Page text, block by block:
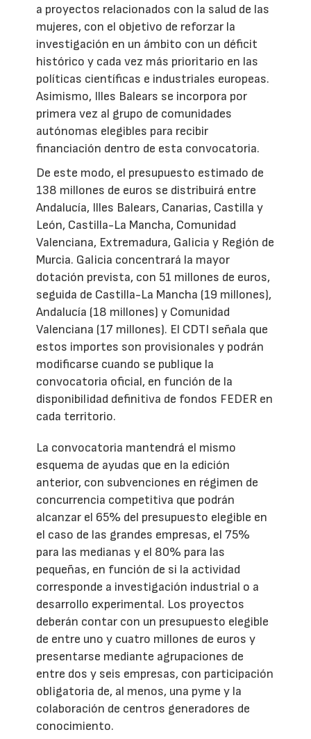
a proyectos relacionados con la salud de las
mujeres, con el objetivo de reforzar la
investigación en un ámbito con un déficit
histórico y cada vez más prioritario en las
políticas científicas e industriales europeas.
Asimismo, Illes Balears se incorpora por
primera vez al grupo de comunidades
autónomas elegibles para recibir
financiación dentro de esta convocatoria.
De este modo, el presupuesto estimado de
138 millones de euros se distribuirá entre
Andalucía, Illes Balears, Canarias, Castilla y
León, Castilla-La Mancha, Comunidad
Valenciana, Extremadura, Galicia y Región de
Murcia. Galicia concentrará la mayor
dotación prevista, con 51 millones de euros,
seguida de Castilla-La Mancha (19 millones),
Andalucía (18 millones) y Comunidad
Valenciana (17 millones). El CDTI señala que
estos importes son provisionales y podrán
modificarse cuando se publique la
convocatoria oficial, en función de la
disponibilidad definitiva de fondos FEDER en
cada territorio.
La convocatoria mantendrá el mismo
esquema de ayudas que en la edición
anterior, con subvenciones en régimen de
concurrencia competitiva que podrán
alcanzar el 65% del presupuesto elegible en
el caso de las grandes empresas, el 75%
para las medianas y el 80% para las
pequeñas, en función de si la actividad
corresponde a investigación industrial o a
desarrollo experimental. Los proyectos
deberán contar con un presupuesto elegible
de entre uno y cuatro millones de euros y
presentarse mediante agrupaciones de
entre dos y seis empresas, con participación
obligatoria de, al menos, una pyme y la
colaboración de centros generadores de
conocimiento.